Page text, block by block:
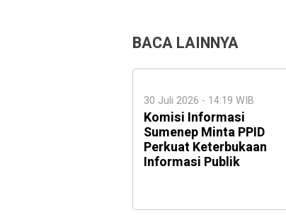
BACA LAINNYA
30 Juli 2026 - 14:19 WIB
Komisi Informasi
Sumenep Minta PPID
Perkuat Keterbukaan
Informasi Publik